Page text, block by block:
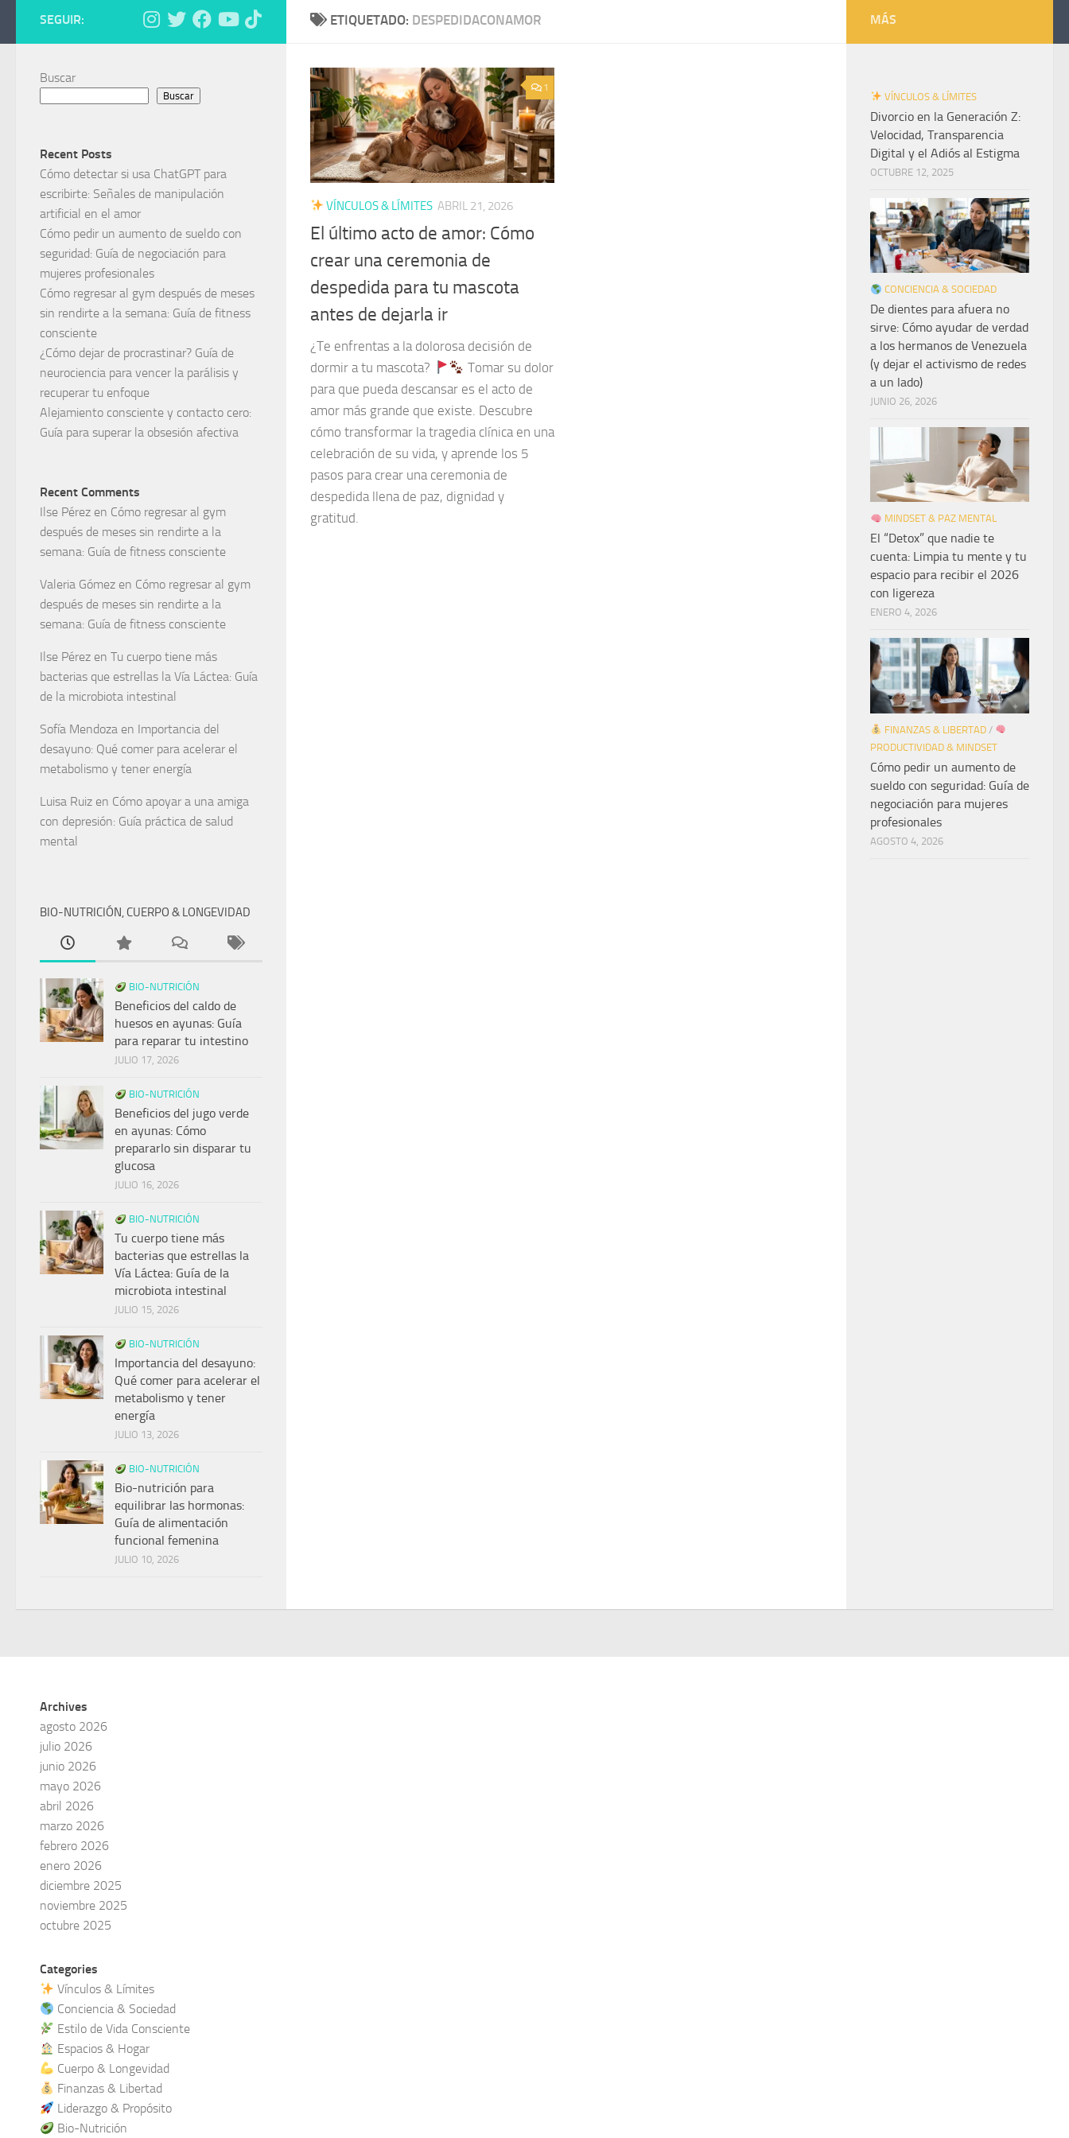
ETIQUETADO: DESPEDIDACONAMOR
1
VÍNCULOS & LÍMITES ABRIL 21, 2026
El último acto de amor: Cómo
crear una ceremonia de
despedida para tu mascota
antes de dejarla ir
¿Te enfrentas a la dolorosa decisión de
dormir a tu mascota?
Tomar su dolor
para que pueda descansar es el acto de
amor más grande que existe. Descubre
cómo transformar la tragedia clínica en una
celebración de su vida, y aprende los 5
pasos para crear una ceremonia de
despedida llena de paz, dignidad y
gratitud.
SEGUIR:
Buscar
Buscar
Recent Posts
Cómo detectar si usa ChatGPT para
escribirte: Señales de manipulación
artificial en el amor
Cómo pedir un aumento de sueldo con
seguridad: Guía de negociación para
mujeres profesionales
Cómo regresar al gym después de meses
sin rendirte a la semana: Guía de fitness
consciente
¿Cómo dejar de procrastinar? Guía de
neurociencia para vencer la parálisis y
recuperar tu enfoque
Alejamiento consciente y contacto cero:
Guía para superar la obsesión afectiva
Recent Comments
Ilse Pérez en Cómo regresar al gym
después de meses sin rendirte a la
semana: Guía de fitness consciente
Valeria Gómez en Cómo regresar al gym
después de meses sin rendirte a la
semana: Guía de fitness consciente
Ilse Pérez en Tu cuerpo tiene más
bacterias que estrellas la Vía Láctea: Guía
de la microbiota intestinal
Sofía Mendoza en Importancia del
desayuno: Qué comer para acelerar el
metabolismo y tener energía
Luisa Ruiz en Cómo apoyar a una amiga
con depresión: Guía práctica de salud
mental
BIO-NUTRICIÓN, CUERPO & LONGEVIDAD
BIO-NUTRICIÓN
Beneficios del caldo de
huesos en ayunas: Guía
para reparar tu intestino
JULIO 17, 2026
BIO-NUTRICIÓN
Beneficios del jugo verde
en ayunas: Cómo
prepararlo sin disparar tu
glucosa
JULIO 16, 2026
BIO-NUTRICIÓN
Tu cuerpo tiene más
bacterias que estrellas la
Vía Láctea: Guía de la
microbiota intestinal
JULIO 15, 2026
BIO-NUTRICIÓN
Importancia del desayuno:
Qué comer para acelerar el
metabolismo y tener
energía
JULIO 13, 2026
BIO-NUTRICIÓN
Bio-nutrición para
equilibrar las hormonas:
Guía de alimentación
funcional femenina
JULIO 10, 2026
MÁS
VÍNCULOS & LÍMITES
Divorcio en la Generación Z:
Velocidad, Transparencia
Digital y el Adiós al Estigma
OCTUBRE 12, 2025
CONCIENCIA & SOCIEDAD
De dientes para afuera no
sirve: Cómo ayudar de verdad
a los hermanos de Venezuela
(y dejar el activismo de redes
a un lado)
JUNIO 26, 2026
MINDSET & PAZ MENTAL
El “Detox” que nadie te
cuenta: Limpia tu mente y tu
espacio para recibir el 2026
con ligereza
ENERO 4, 2026
FINANZAS & LIBERTAD/
PRODUCTIVIDAD & MINDSET
Cómo pedir un aumento de
sueldo con seguridad: Guía de
negociación para mujeres
profesionales
AGOSTO 4, 2026
Archives
agosto 2026
julio 2026
junio 2026
mayo 2026
abril 2026
marzo 2026
febrero 2026
enero 2026
diciembre 2025
noviembre 2025
octubre 2025
Categories
Vínculos & Límites
Conciencia & Sociedad
Estilo de Vida Consciente
Espacios & Hogar
Cuerpo & Longevidad
Finanzas & Libertad
Liderazgo & Propósito
Bio-Nutrición